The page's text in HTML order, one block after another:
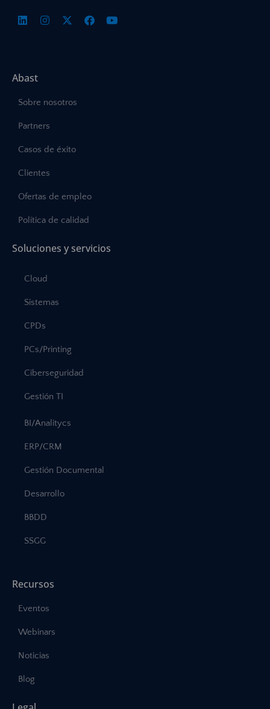
Abast
Sobre nosotros
Partners
Casos de éxito
Clientes
Ofertas de empleo
Política de calidad
Soluciones y servicios
Cloud
Sistemas
CPDs
PCs/Printing
Ciberseguridad
Gestión TI
BI/Analitycs
ERP/CRM
Gestión Documental
Desarrollo
BBDD
SSGG
Recursos
Eventos
Webinars
Noticias
Blog